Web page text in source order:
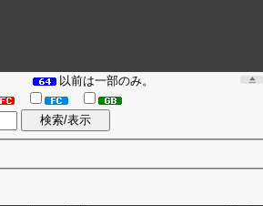
） 以前は一部のみ。